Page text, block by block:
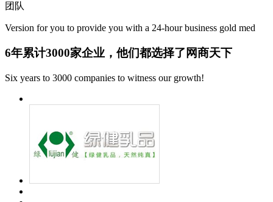
团队
Version for you to provide you with a 24-hour business gold med
6年累计3000家企业，他们都选择了 网商天下
Six years to 3000 companies to witness our growth!